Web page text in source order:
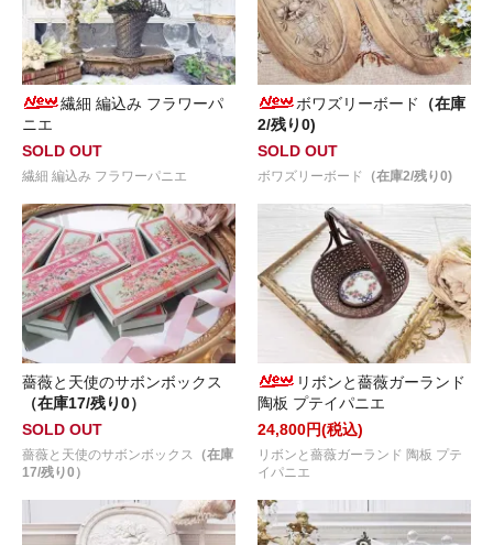
繊細 編込み フラワーパ
ニエ
SOLD OUT
繊細 編込み フラワーパニエ
ボワズリーボード
（在庫
2/残り0)
SOLD OUT
ボワズリーボード （在庫2/残り0)
薔薇と天使のサボンボックス
（在庫17/残り0）
SOLD OUT
薔薇と天使のサボンボックス （在庫
17/残り0）
リボンと薔薇ガーランド
陶板 プテイパニエ
24,800円(税込)
リボンと薔薇ガーランド 陶板 プテ
イパニエ